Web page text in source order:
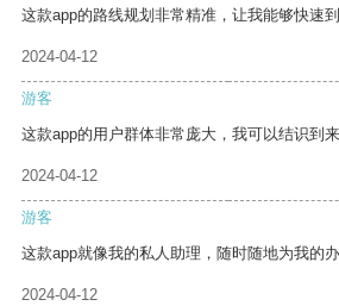
这款app的路线规划非常精准，让我能够快速到
2024-04-12
游客
这款app的用户群体非常庞大，我可以结识到
2024-04-12
游客
这款app就像我的私人助理，随时随地为我的办
2024-04-12